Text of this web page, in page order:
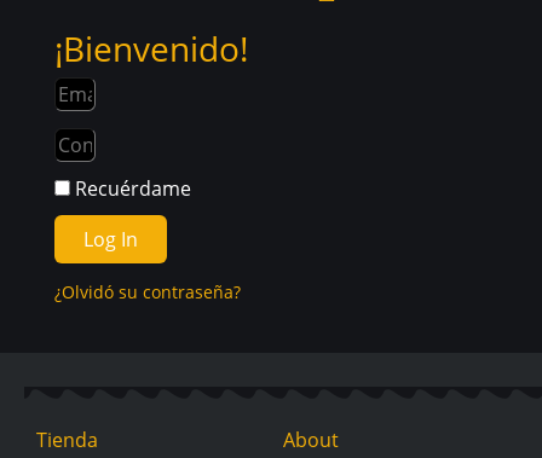
¡Bienvenido!
Recuérdame
Log In
¿Olvidó su contraseña?
Tienda About